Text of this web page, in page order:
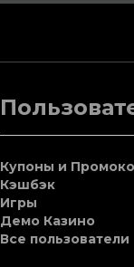
Купоны и
Кэшбэк
Игры
Демо Казино
Все пользователи